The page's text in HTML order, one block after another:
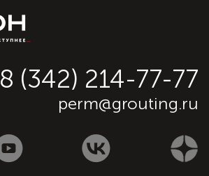
8 (342) 214-77-77
perm@grouting.ru